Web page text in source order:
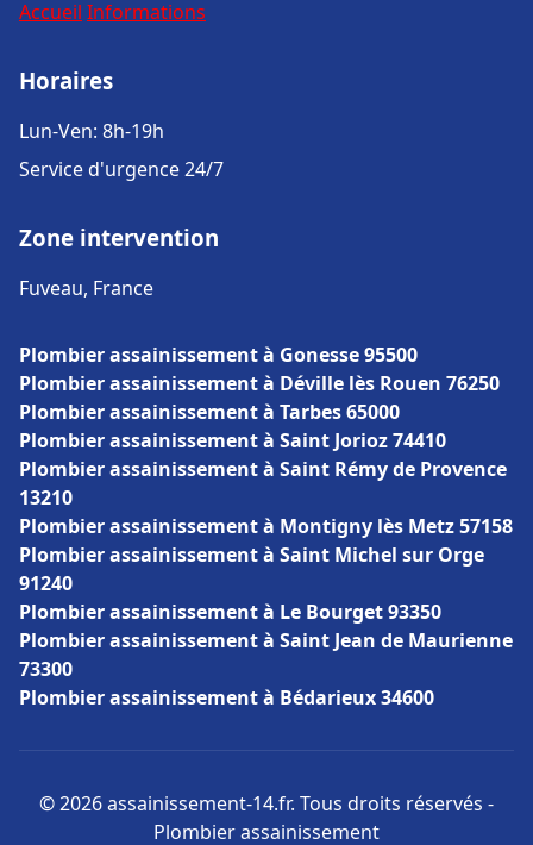
Accueil Informations
Horaires
Lun-Ven: 8h-19h
Service d'urgence 24/7
Zone intervention
Fuveau, France
Plombier assainissement à Gonesse 95500
Plombier assainissement à Déville lès Rouen 76250
Plombier assainissement à Tarbes 65000
Plombier assainissement à Saint Jorioz 74410
Plombier assainissement à Saint Rémy de Provence
13210
Plombier assainissement à Montigny lès Metz 57158
Plombier assainissement à Saint Michel sur Orge
91240
Plombier assainissement à Le Bourget 93350
Plombier assainissement à Saint Jean de Maurienne
73300
Plombier assainissement à Bédarieux 34600
© 2026 assainissement-14.fr. Tous droits réservés -
Plombier assainissement